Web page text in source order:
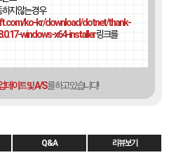
하지 않는 경우
ko-kr/download/dotnet/thank-
windows-x64-installer링크를
데이트 및 A/S를 하고 있습니다!
Q&A 리뷰보기